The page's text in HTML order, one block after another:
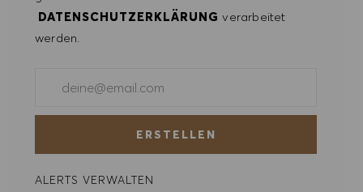
DATENSCHUTZERKLÄRUNG verarbeitet
werden.
ERSTELLEN
ALERTS VERWALTEN